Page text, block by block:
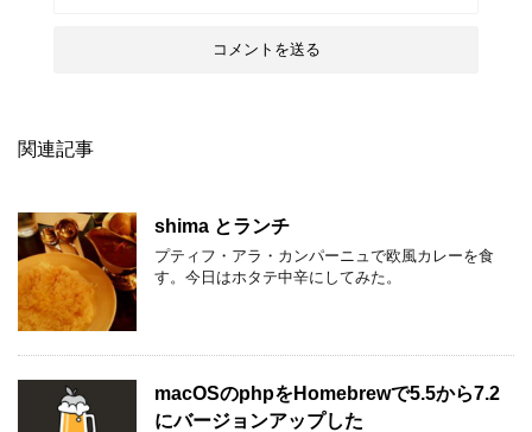
関連記事
shima とランチ
プティフ・アラ・カンパーニュで欧風カレーを食
す。今日はホタテ中辛にしてみた。
macOSのphpをHomebrewで5.5から7.2
にバージョンアップした